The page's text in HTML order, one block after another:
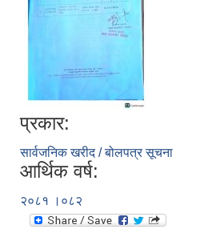
प्रकार:
सार्वजनिक खरीद / बोलपत्र सूचना
आर्थिक वर्ष:
२०८१ ।०८२